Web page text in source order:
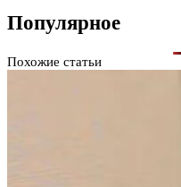
Популярное
Похожие статьи